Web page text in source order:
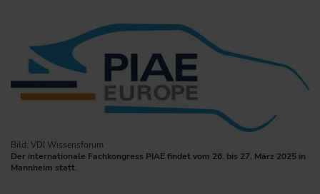
Bild: VDI Wissensforum
Der internationale Fachkongress PIAE findet vom 26. bis 27. März 2025 in
Mannheim statt.